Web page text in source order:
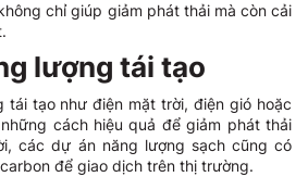
chỉ giúp giảm phát thải mà còn cải
lượng tái tạo
tái tạo như điện mặt trời, điện gió hoặc
cách hiệu quả để giảm phát thải
các dự án năng lượng sạch cũng có
để giao dịch trên thị trường.